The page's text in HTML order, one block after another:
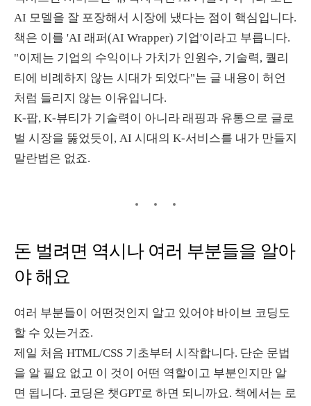
AI 모델을 잘 포장해서 시장에 냈다는 점이 핵심입니다.
책은 이를 'AI 래퍼(AI Wrapper) 기업'이라고 부릅니다.
"이제는 기업의 수익이나 가치가 인원수, 기술력, 퀄리
티에 비례하지 않는 시대가 되었다"는 글 내용이 허언
처럼 들리지 않는 이유입니다.
K-팝, K-뷰티가 기술력이 아니라 래핑과 유통으로 글로
벌 시장을 뚫었듯이, AI 시대의 K-서비스를 내가 만들지
말란법은 없죠.
돈 벌려면 역시나 여러 부분들을 알아
야 해요
여러 부분들이 어떤것인지 알고 있어야 바이브 코딩도
할 수 있는거죠.
제일 처음 HTML/CSS 기초부터 시작합니다. 단순 문법
을 알 필요 없고 이 것이 어떤 역할이고 부분인지만 알
면 됩니다. 코딩은 챗GPT로 하면 되니까요. 책에서는 로